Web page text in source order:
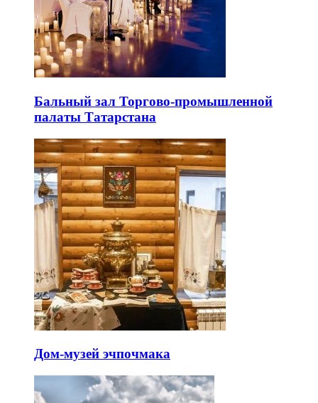
Бальный зал Торгово-промышленной
палаты Татарстана
Дом-музей эчпочмака